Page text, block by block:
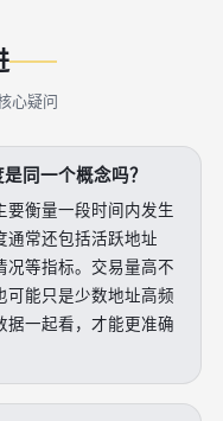
心疑问
同一个概念吗？
要衡量一段时间内发生
通常还包括活跃地址
况等指标。交易量高不
可能只是少数地址高频
据一起看，才能更准确